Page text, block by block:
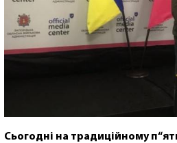
Сьогодні на традиційному